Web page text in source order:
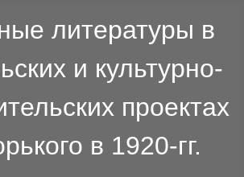
литературы в
и культурно-
проектах
в 1920-гг.